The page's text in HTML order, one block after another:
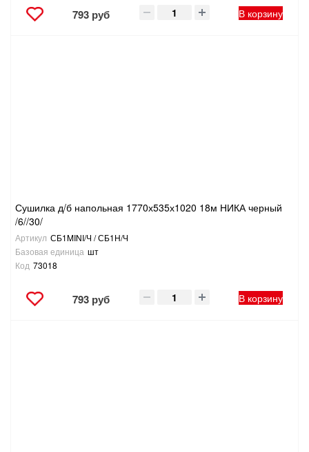
793 руб В корзину
Сушилка д/б напольная 1770х535х1020 18м НИКА черный
/6//30/
Артикул СБ1MINI/Ч / СБ1Н/Ч
Базовая единица шт
Код 73018
793 руб В корзину